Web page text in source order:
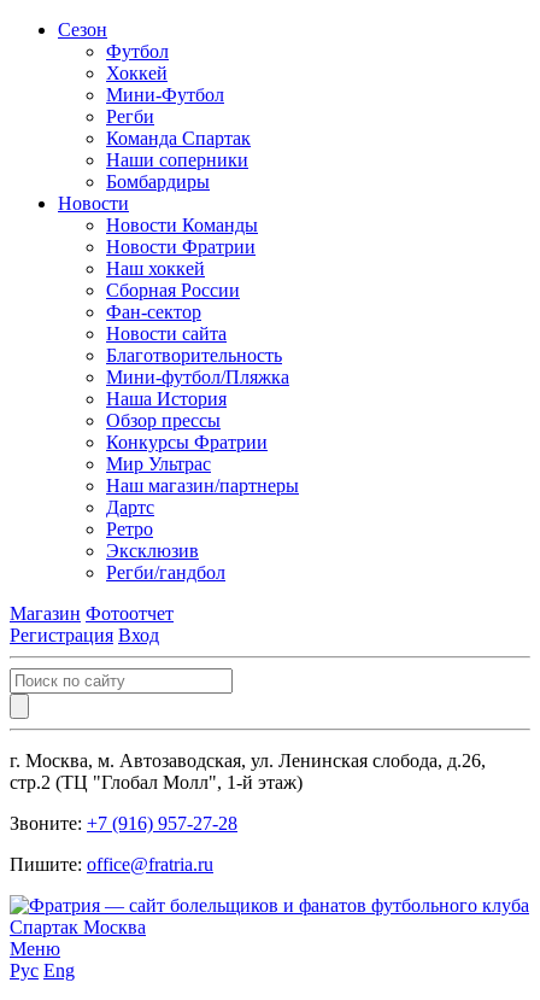
Сезон
Футбол
Хоккей
Мини-Футбол
Регби
Команда Спартак
Наши соперники
Бомбардиры
Новости
Новости Команды
Новости Фратрии
Наш хоккей
Сборная России
Фан-cектор
Новости сайта
Благотворительность
Мини-футбол/Пляжка
Наша История
Обзор прессы
Конкурсы Фратрии
Мир Ультрас
Наш магазин/партнеры
Дартс
Ретро
Эксклюзив
Регби/гандбол
Магазин Фотоотчет
Регистрация Вход
г. Москва, м. Автозаводская, ул. Ленинская слобода, д.26,
стр.2 (ТЦ "Глобал Молл", 1-й этаж)
Звоните: +7 (916) 957-27-28
Пишите: office@fratria.ru
Меню
Рус Eng